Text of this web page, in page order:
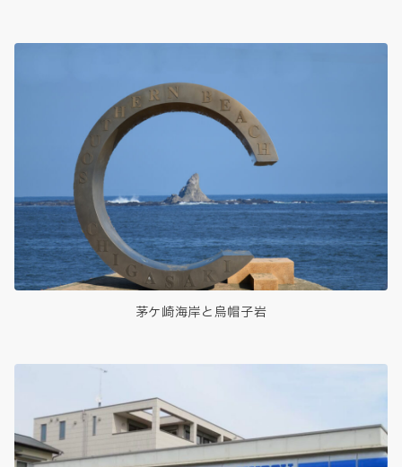
茅ケ崎海岸と烏帽子岩